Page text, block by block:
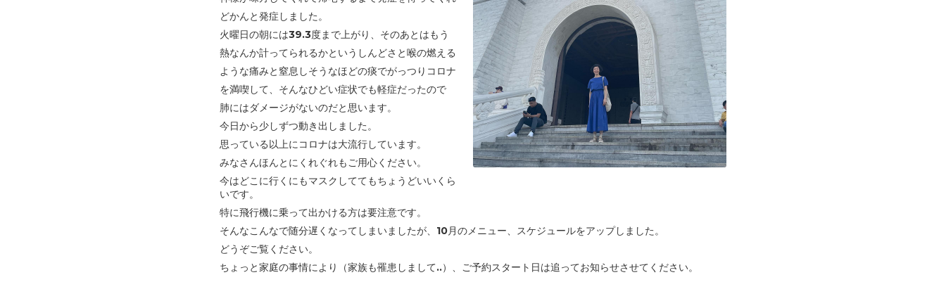
どかんと発症しました。
火曜日の朝には39.3度まで上がり、そのあとはもう
熱なんか計ってられるかというしんどさと喉の燃える
ような痛みと窒息しそうなほどの痰でがっつりコロナ
を満喫して、 そんなひどい症状でも軽症だったので
肺にはダメージがないのだと思います。
今日から少しずつ動き出しました。
思っている以上にコロナは大流行しています。
みなさんほんとにくれぐれもご用心ください。
今はどこに行くにもマスクしててもちょうどいいくら
いです。
特に飛行機に乗って出かける方は要注意です。
そんなこんなで随分遅くなってしまいましたが、10月のメニュー、スケジュールをアップしました。
どうぞご覧ください。
ちょっと家庭の事情により（家族も罹患しまして..）、ご予約スタート日は追ってお知らせさせてください。